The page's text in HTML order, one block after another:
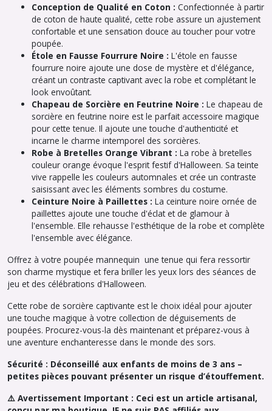
Conception de Qualité en Coton : Confectionnée à partir
de coton de haute qualité, cette robe assure un ajustement
confortable et une sensation douce au toucher pour votre
poupée.
Étole en Fausse Fourrure Noire : L'étole en fausse
fourrure noire ajoute une dose de mystère et d'élégance,
créant un contraste captivant avec la robe et complétant le
look envoûtant.
Chapeau de Sorcière en Feutrine Noire : Le chapeau de
sorcière en feutrine noire est le parfait accessoire magique
pour cette tenue. Il ajoute une touche d'authenticité et
incarne le charme intemporel des sorcières.
Robe à Bretelles Orange Vibrant : La robe à bretelles
couleur orange évoque l'esprit festif d'Halloween. Sa teinte
vive rappelle les couleurs automnales et crée un contraste
saisissant avec les éléments sombres du costume.
Ceinture Noire à Paillettes : La ceinture noire ornée de
paillettes ajoute une touche d'éclat et de glamour à
l'ensemble. Elle rehausse l'esthétique de la robe et complète
l'ensemble avec élégance.
Offrez à votre poupée mannequin une tenue qui fera ressortir
son charme mystique et fera briller les yeux lors des séances de
jeu et des célébrations d'Halloween.
Cette robe de sorcière captivante est le choix idéal pour ajouter
une touche magique à votre collection de déguisements de
poupées. Procurez-vous-la dès maintenant et préparez-vous à
une aventure enchanteresse dans le monde des sors.
Sécurité : Déconseillé aux enfants de moins de 3 ans –
petites pièces pouvant présenter un risque d’étouffement.
⚠️ Avertissement Important : Ceci est un article artisanal,